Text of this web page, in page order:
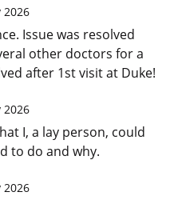
2026
Issue was resolved
other doctors for a
after 1st visit at Duke!
2026
I, a lay person, could
to do and why.
2026